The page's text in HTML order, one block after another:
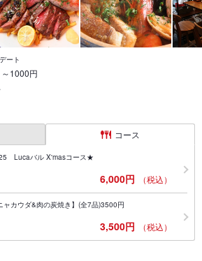
ート
1000円
コース
Lucaバル X'masコース★
6,000円 （税込）
カウダ&肉の炭焼き】(全7品)3500円
3,500円 （税込）